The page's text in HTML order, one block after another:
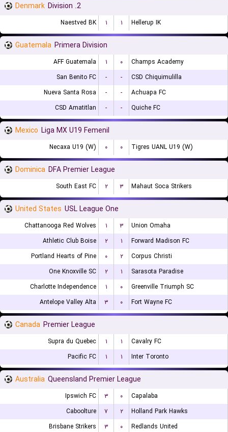
Denmark 2. Division
Naestved BK ۱ ۱ Hellerup IK
Guatemala Primera Division
AFF Guatemala ۱ ۰
Champs Academy
San Benito FC
- -
CSD Chiquimulilla
Nueva Santa Rosa
- -
Achuapa FC
CSD Amatitlan
- - Quiche FC
Mexico Liga MX U19 Femenil
Necaxa U19 (W) ۰ ۰ Tigres UANL U19 (W)
Dominica DFA Premier League
South East FC ۲ ۳ Mahaut Soca Strikers
United States USL League One
Chattanooga Red Wolves ۱ ۳
Union Omaha
Athletic Club Boise
۲ ۱
Forward Madison FC
Portland Hearts of Pine
۰ ۲
Corpus Christi
One Knoxville SC
۲ ۱
Sarasota Paradise
Charlotte Independence
۱ ۰
Greenville Triumph SC
Antelope Valley Alta
۳ ۰ Fort Wayne FC
Canada Premier League
Supra du Quebec ۱ ۱
Cavalry FC
Pacific FC
۱ ۱ Inter Toronto
Australia Queensland Premier League
Ipswich FC ۳ ۰
Capalaba
Caboolture
۷ ۲
Holland Park Hawks
Brisbane Strikers
۳ ۰
Redlands United